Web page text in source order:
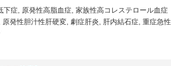
下症 原発性高脂血症 家族性高コレステロール血症
原発性胆汁性肝硬変 劇症肝炎 肝内結石症 重症急性